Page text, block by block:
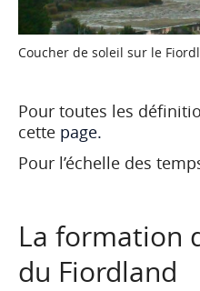
Coucher de soleil sur le
Pour toutes les
cette page.
Pour l’échelle des
La formation
du Fiordland